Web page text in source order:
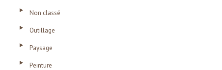
Non classé
Outillage
Paysage
Peinture